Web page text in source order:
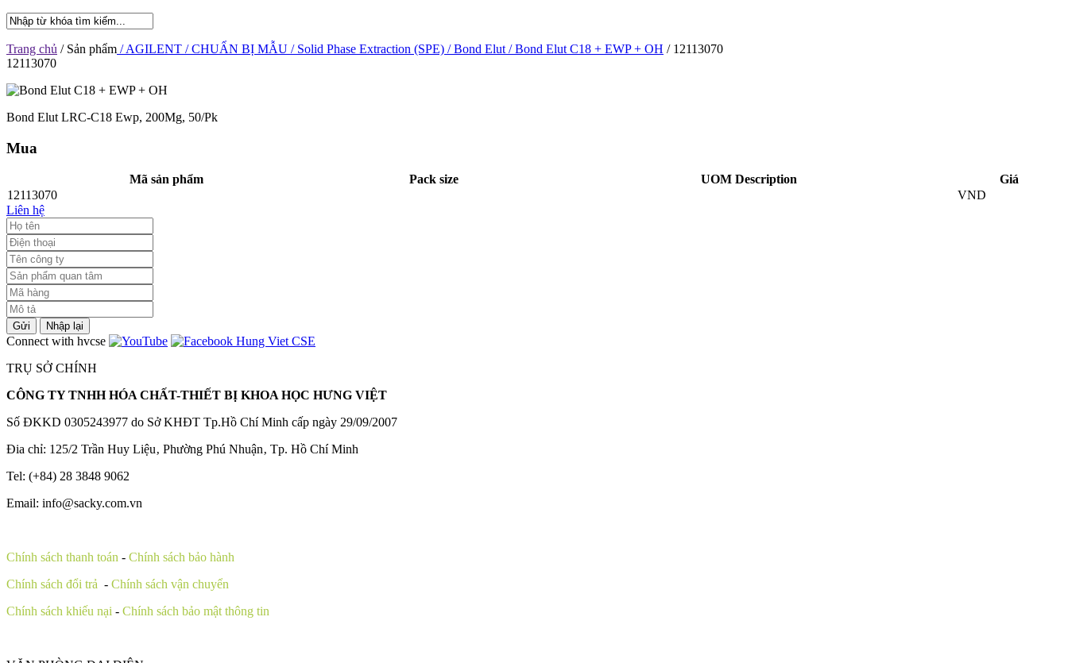
Trang chủ / Sản phẩm / AGILENT / CHUẨN BỊ MẪU / Solid Phase Extraction (SPE) / Bond Elut / Bond Elut C18 + EWP + OH / 12113070
12113070
Bond Elut LRC-C18 Ewp, 200Mg, 50/Pk
Mua
Mã sản phẩm Pack size UOM Description
Giá
12113070
VND
Liên hệ
Gửi Nhập lại
Connect with hvcse
TRỤ SỞ CHÍNH
CÔNG TY TNHH HÓA CHẤT-THIẾT BỊ KHOA HỌC HƯNG VIỆT
Số ĐKKD 0305243977 do Sở KHĐT Tp.Hồ Chí Minh cấp ngày 29/09/2007
Đia chỉ: 125/2 Trần Huy Liệu‚ Phường Phú Nhuận‚ Tp. Hồ Chí Minh
Tel: (+84) 28 3848 9062
Email: info@sacky.com.vn
Chính sách thanh toán - Chính sách bảo hành
Chính sách đổi trả - Chính sách vận chuyển
Chính sách khiếu nại - Chính sách bảo mật thông tin